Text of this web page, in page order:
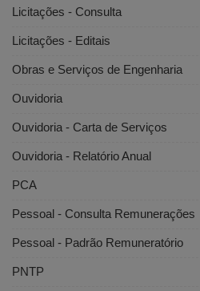
Licitações - Consulta
Licitações - Editais
Obras e Serviços de Engenharia
Ouvidoria
Ouvidoria - Carta de Serviços
Ouvidoria - Relatório Anual
PCA
Pessoal - Consulta Remunerações
Pessoal - Padrão Remuneratório
PNTP